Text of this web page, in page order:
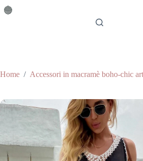
Salta
al
Home / Accessori in macramè boho-chic